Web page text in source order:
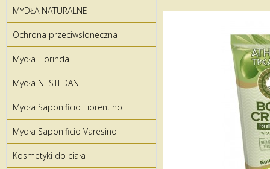
MYDŁA NATURALNE
Ochrona przeciwsłoneczna
Mydła Florinda
Mydła NESTI DANTE
Mydła Saponificio Fiorentino
Mydła Saponificio Varesino
Kosmetyki do ciała